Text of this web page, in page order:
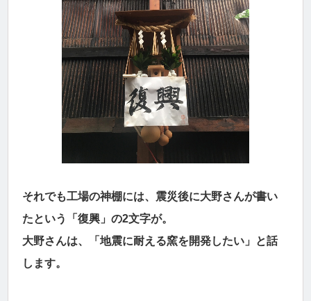
それでも工場の神棚には、震災後に大野さんが書い
たという「復興」の2文字が。
大野さんは、「地震に耐える窯を開発したい」と話
します。